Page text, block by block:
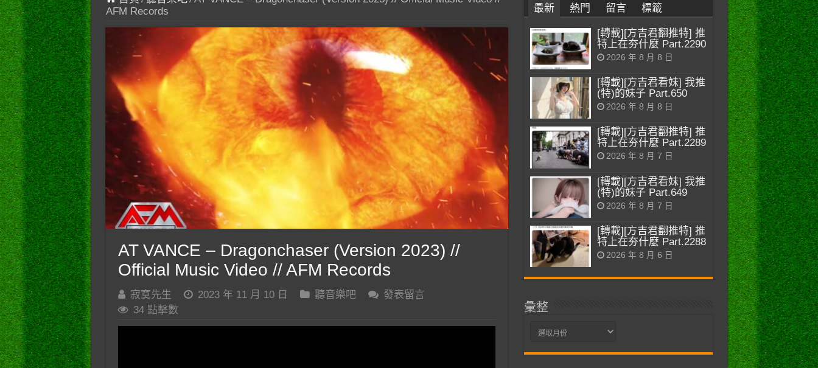
AFM Records
AT VANCE – Dragonchaser (Version 2023) //
Official Music Video // AFM Records
寂寞先生 2023 年 11 月 10 日 聽音樂吧
發表留言
34 點擊數
最新 熱門 留言 標籤
[轉載][方吉君翻推特] 推
特上在夯什麼 Part.2290
2026 年 8 月 8 日
[轉載][方吉君看妹] 我推
(特)的妹子 Part.650
2026 年 8 月 8 日
[轉載][方吉君翻推特] 推
特上在夯什麼 Part.2289
2026 年 8 月 7 日
[轉載][方吉君看妹] 我推
(特)的妹子 Part.649
2026 年 8 月 7 日
[轉載][方吉君翻推特] 推
特上在夯什麼 Part.2288
2026 年 8 月 6 日
彙整
彙